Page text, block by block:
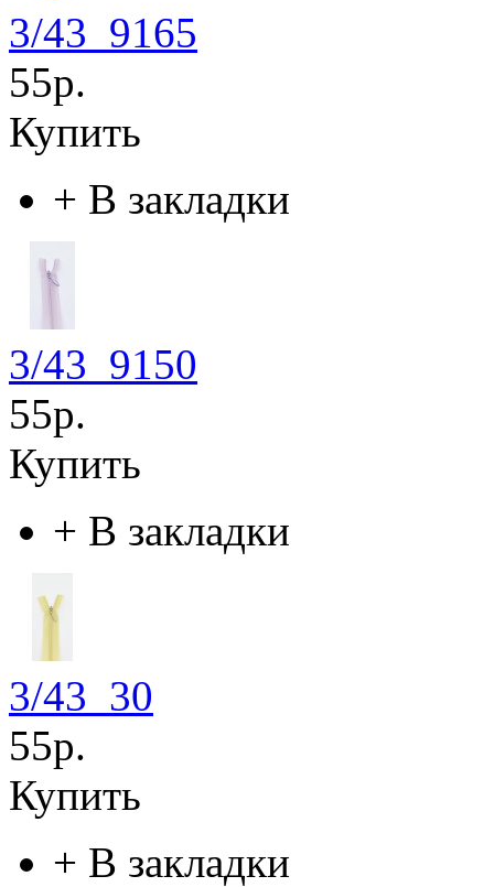
3/43_9165
55р.
Купить
+ В закладки
3/43_9150
55р.
Купить
+ В закладки
3/43_30
55р.
Купить
+ В закладки